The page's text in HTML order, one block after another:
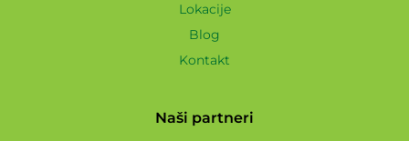
Lokacije
Blog
Kontakt
Naši partneri